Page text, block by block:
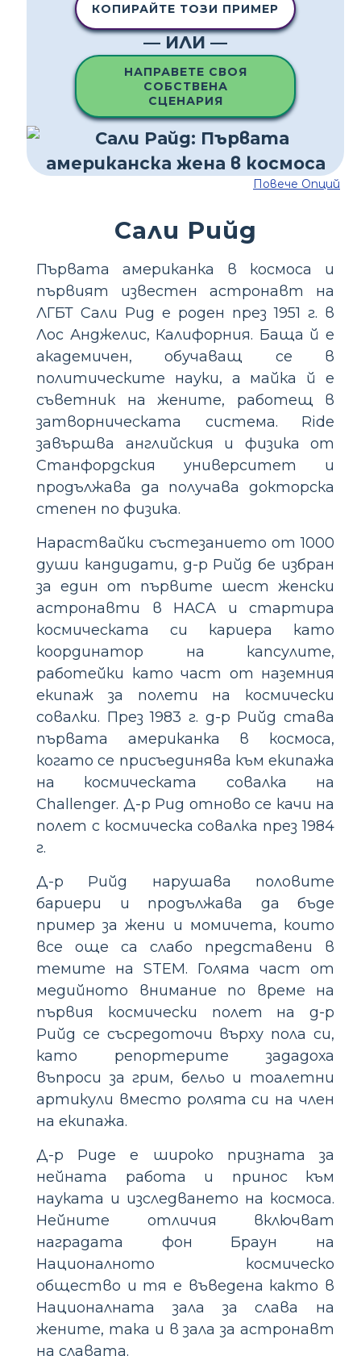
КОПИРАЙТЕ ТОЗИ ПРИМЕР
— ИЛИ —
НАПРАВЕТЕ СВОЯ
СОБСТВЕНА
СЦЕНАРИЯ
Повече Опций
Сали Рийд
Първата американка в космоса и
първият известен астронавт на
ЛГБТ Сали Рид е роден през 1951 г. в
Лос Анджелис, Калифорния. Баща й е
академичен, обучаващ се в
политическите науки, а майка й е
съветник на жените, работещ в
затворническата система. Ride
завършва английския и физика от
Станфордския университет и
продължава да получава докторска
степен по физика.
Нараствайки състезанието от 1000
души кандидати, д-р Рийд бе избран
за един от първите шест женски
астронавти в НАСА и стартира
космическата си кариера като
координатор на капсулите,
работейки като част от наземния
екипаж за полети на космически
совалки. През 1983 г. д-р Рийд става
първата американка в космоса,
когато се присъединява към екипажа
на космическата совалка на
Challenger. Д-р Рид отново се качи на
полет с космическа совалка през 1984
г.
Д-р Рийд нарушава половите
бариери и продължава да бъде
пример за жени и момичета, които
все още са слабо представени в
темите на STEM. Голяма част от
медийното внимание по време на
първия космически полет на д-р
Рийд се съсредоточи върху пола си,
като репортерите зададоха
въпроси за грим, бельо и тоалетни
артикули вместо ролята си на член
на екипажа.
Д-р Риде е широко призната за
нейната работа и принос към
науката и изследването на космоса.
Нейните отличия включват
наградата фон Браун на
Националното космическо
общество и тя е въведена както в
Националната зала за слава на
жените, така и в зала за астронавт
на славата.